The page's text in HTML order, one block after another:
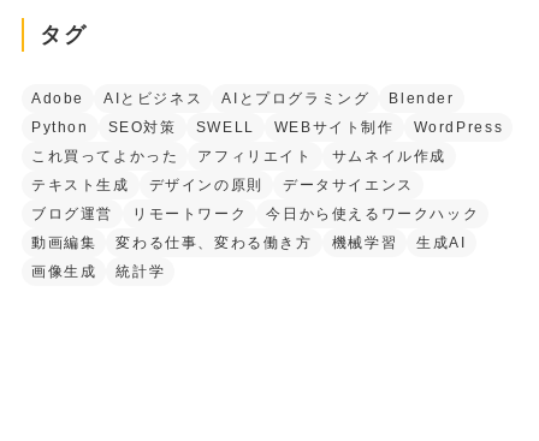
タグ
Adobe AIとビジネス AIとプログラミング
Blender
Python
SEO対策 SWELL WEBサイト制作
WordPress
これ買ってよかった
アフィリエイト
サムネイル作成
テキスト生成
デザインの原則
データサイエンス
ブログ運営
リモートワーク
今日から使えるワークハック
動画編集
変わる仕事、変わる働き方 機械学習
生成AI
画像生成
統計学